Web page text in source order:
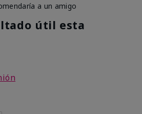
a un amigo
útil esta